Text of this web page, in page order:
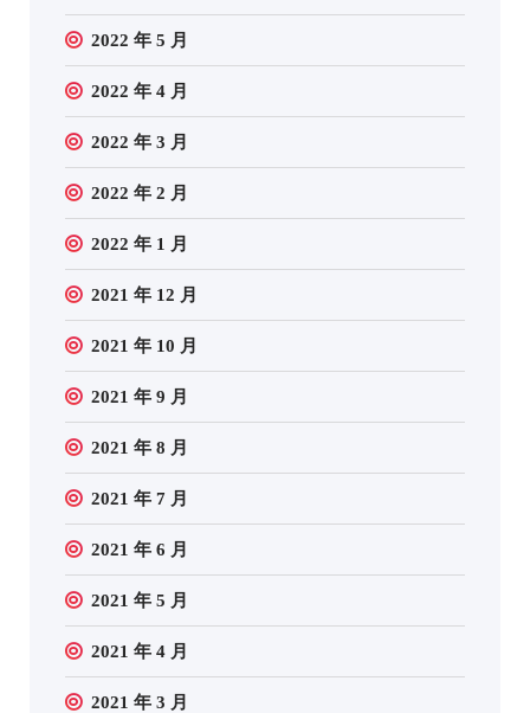
2022 年 5 月
2022 年 4 月
2022 年 3 月
2022 年 2 月
2022 年 1 月
2021 年 12 月
2021 年 10 月
2021 年 9 月
2021 年 8 月
2021 年 7 月
2021 年 6 月
2021 年 5 月
2021 年 4 月
2021 年 3 月